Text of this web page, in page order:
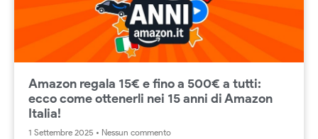
Amazon regala 15€ e fino a 500€ a tutti:
ecco come ottenerli nei 15 anni di Amazon
Italia!
1 Settembre 2025
Nessun commento